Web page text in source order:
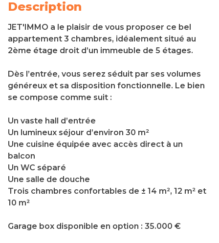
Description
JET'IMMO a le plaisir de vous proposer ce bel
appartement 3 chambres, idéalement situé au
2ème étage droit d’un immeuble de 5 étages.
Dès l’entrée, vous serez séduit par ses volumes
généreux et sa disposition fonctionnelle. Le bien
se compose comme suit :
Un vaste hall d’entrée
Un lumineux séjour d’environ 30 m²
Une cuisine équipée avec accès direct à un
balcon
Un WC séparé
Une salle de douche
Trois chambres confortables de ± 14 m², 12 m² et
10 m²
Garage box disponible en option : 35.000 €